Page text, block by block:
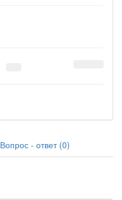
Вопрос - ответ (0)